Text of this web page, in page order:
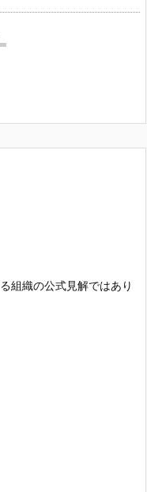
組織の公式見解ではあり